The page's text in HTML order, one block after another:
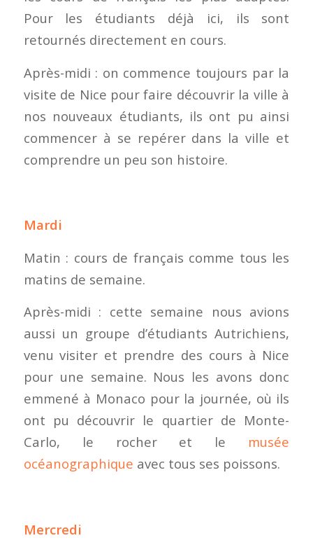
Pour les étudiants déjà ici, ils sont
retournés directement en cours.
Après-midi : on commence toujours par la
visite de Nice pour faire découvrir la ville à
nos nouveaux étudiants, ils ont pu ainsi
commencer à se repérer dans la ville et
comprendre un peu son histoire.
Mardi
Matin : cours de français comme tous les
matins de semaine.
Après-midi : cette semaine nous avions
aussi un groupe d’étudiants Autrichiens,
venu visiter et prendre des cours à Nice
pour une semaine. Nous les avons donc
emmené à Monaco pour la journée, où ils
ont pu découvrir le quartier de Monte-
Carlo, le rocher et le musée
océanographique avec tous ses poissons.
Mercredi